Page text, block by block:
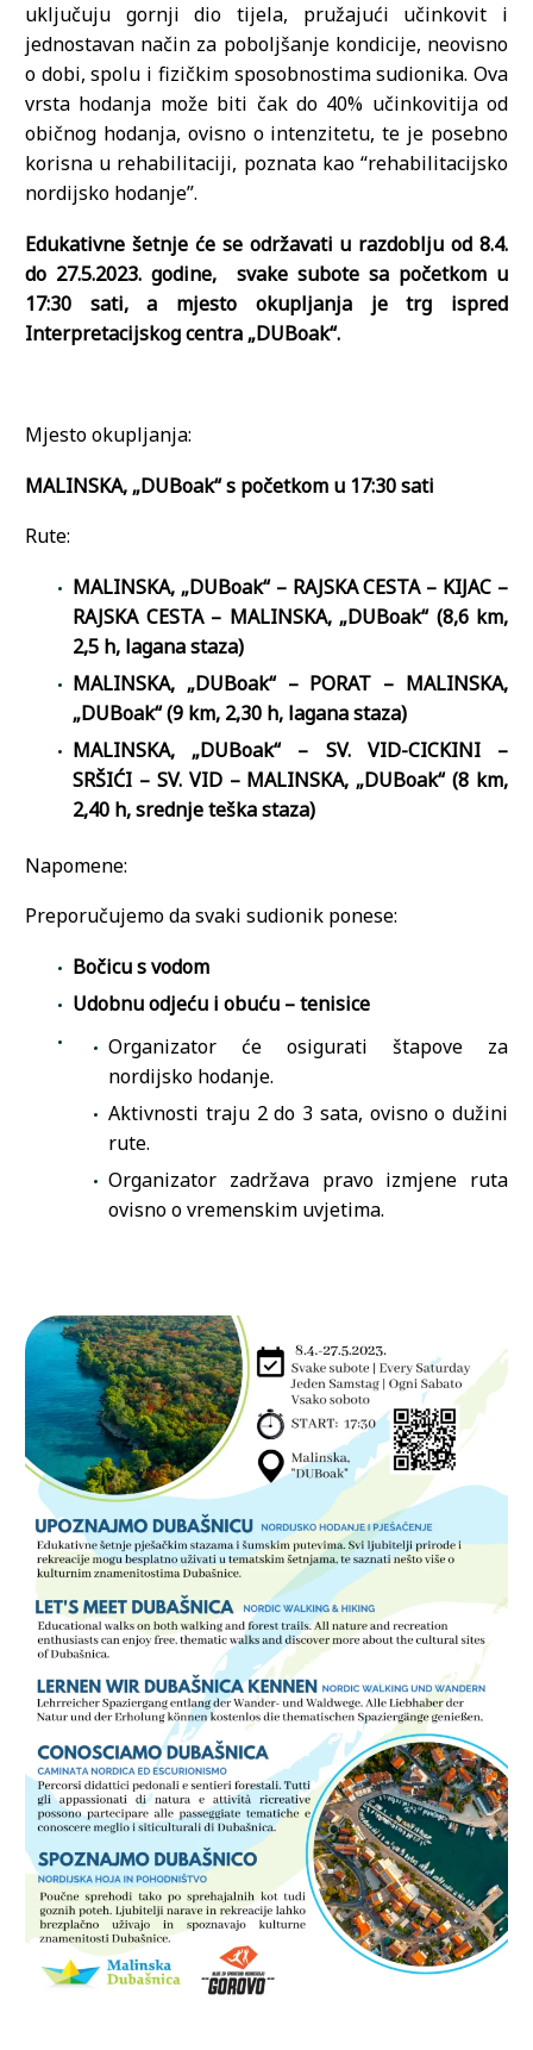
uključuju gornji dio tijela, pružajući učinkovit i
jednostavan način za poboljšanje kondicije, neovisno
o dobi, spolu i fizičkim sposobnostima sudionika. Ova
vrsta hodanja može biti čak do 40% učinkovitija od
običnog hodanja, ovisno o intenzitetu, te je posebno
korisna u rehabilitaciji, poznata kao “rehabilitacijsko
nordijsko hodanje”.
Edukativne šetnje će se održavati u razdoblju od 8.4.
do 27.5.2023. godine, svake subote sa početkom u
17:30 sati, a mjesto okupljanja je trg ispred
Interpretacijskog centra „DUBoak“.
Mjesto okupljanja:
MALINSKA, „DUBoak“ s početkom u 17:30 sati
Rute:
MALINSKA, „DUBoak“– RAJSKA CESTA – KIJAC –
RAJSKA CESTA – MALINSKA, „DUBoak“(8,6 km,
2,5 h, lagana staza)
MALINSKA, „DUBoak“– PORAT – MALINSKA,
„DUBoak“(9 km, 2,30 h, lagana staza)
MALINSKA, „DUBoak“– SV. VID-CICKINI –
SRŠIĆI – SV. VID – MALINSKA, „DUBoak“(8 km,
2,40 h, srednje teška staza)
Napomene:
Preporučujemo da svaki sudionik ponese:
Bočicu s vodom
Udobnu odjeću i obuću – tenisice
Organizator će osigurati štapove za
nordijsko hodanje.
Aktivnosti traju 2 do 3 sata, ovisno o dužini
rute.
Organizator zadržava pravo izmjene ruta
ovisno o vremenskim uvjetima.